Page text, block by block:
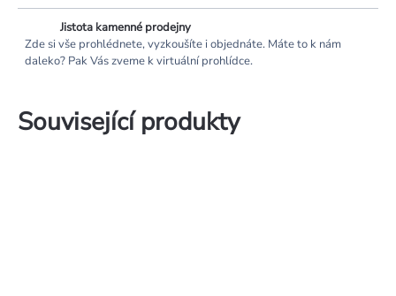
Jistota kamenné prodejny
Zde si vše prohlédnete, vyzkoušíte i objednáte. Máte to k nám
daleko? Pak Vás zveme k virtuální prohlídce.
Související produkty